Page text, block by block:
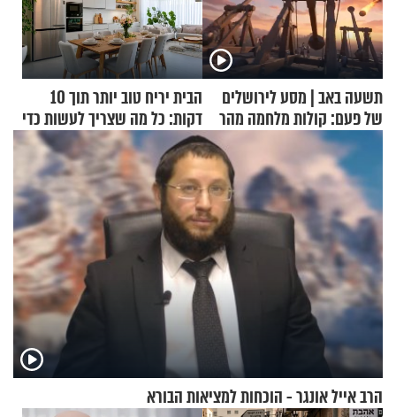
תשעה באב | מסע לירושלים
של פעם: קולות מלחמה מהר
הזיתים
הבית יריח טוב יותר תוך 10
דקות: כל מה שצריך לעשות כדי
לרענן את הבית
הרב אייל אונגר - הוכחות למציאות הבורא